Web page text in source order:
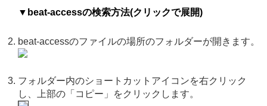
▼beat-accessの検索方法(クリックで展開)
beat-accessのファイルの場所のフォルダーが開きます。
フォルダー内のショートカットアイコンを右クリック
し、上部の「コピー」をクリックします。